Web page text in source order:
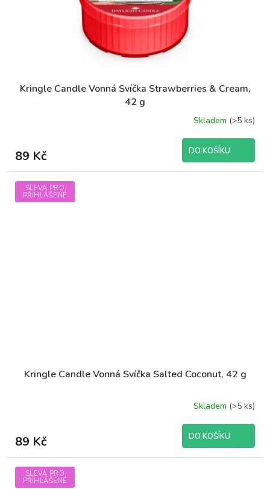
Kringle Candle Vonná Svíčka Strawberries & Cream,
42 g
Skladem (>5 ks)
89 Kč DO KOŠÍKU
SLEVA PRO
PŘIHLÁŠENÉ
Kringle Candle Vonná Svíčka Salted Coconut, 42 g
Skladem (>5 ks)
89 Kč DO KOŠÍKU
SLEVA PRO
PŘIHLÁŠENÉ